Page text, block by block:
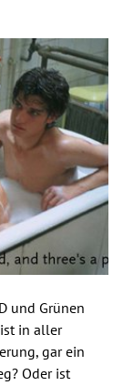
und Grünen
in aller
gar ein
Oder ist